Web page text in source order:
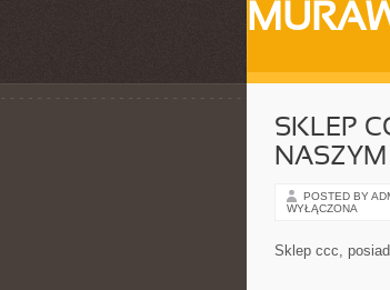
SKLEP
POSTED BY
WYŁĄCZONA
Sklep ccc,